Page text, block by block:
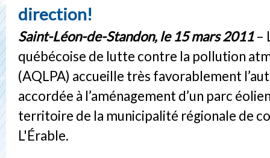
direction!
Saint-Léon-de-Standon, le 15 mars 2011–
québécoise de lutte contre la pollution
(AQLPA) accueille très favorablement
accordée à l’aménagement d’un parc
territoire de la municipalité régionale de
L'Érable.